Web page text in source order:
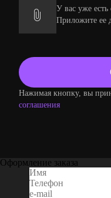
У вас уже есть
Приложите ее
Нажимая кнопку, вы
соглашения
Оформление заказа